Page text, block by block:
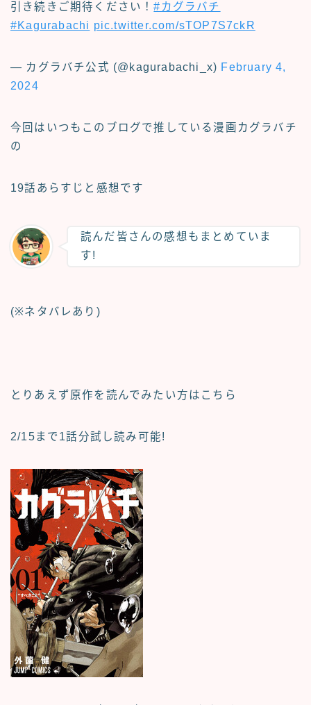
引き続きご期待ください！#カグラバチ
#Kagurabachi pic.twitter.com/sTOP7S7ckR
— カグラバチ公式 (@kagurabachi_x) February 4,
2024
今回はいつもこのブログで推している漫画 カグラバチ
の
19話あらすじと感想です
読んだ皆さんの感想もまとめていま
す!
(※ネタバレあり)
とりあえず原作を読んでみたい方はこちら
2/15まで1話分試し読み可能!